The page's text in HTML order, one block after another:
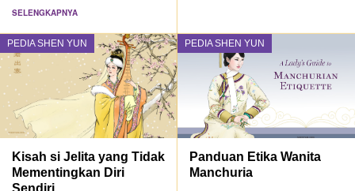
SELENGKAPNYA
PEDIA SHEN YUN
Kisah si Jelita yang Tidak
Mementingkan Diri
PEDIA SHEN YUN
Panduan Etika Wanita
Manchuria